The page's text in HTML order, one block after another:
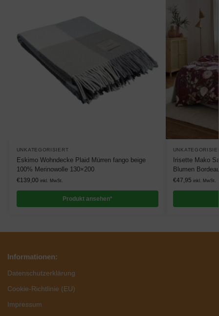
UNKATEGORISIERT
Eskimo Wohndecke Plaid Mürren fango beige
100% Merinowolle 130×200
€139,00 inkl. MwSt.
Produkt ansehen*
Irisette Mako
Blumen
€47,95 inkl. MwSt.
Informationen:
Datenschutzerklärung
Cookie-Richtlinie (EU)
Impressum